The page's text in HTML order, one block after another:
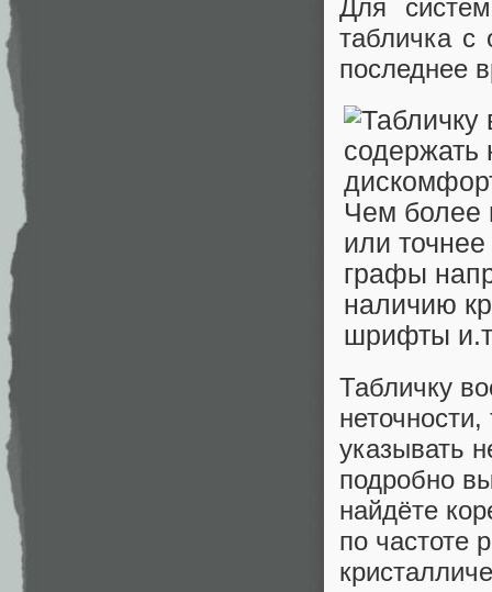
Для
табличка с
последнее
Табличку
указывать
подробно
найдёте
по частоте